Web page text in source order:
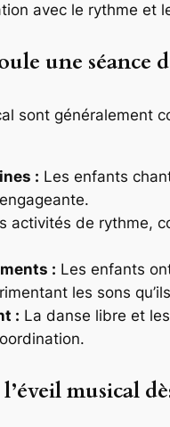
avec le rythme et
une séance
sont généralement
: Les enfants
activités de rythme,
: Les enfants
les sons
: La danse libre et
musical